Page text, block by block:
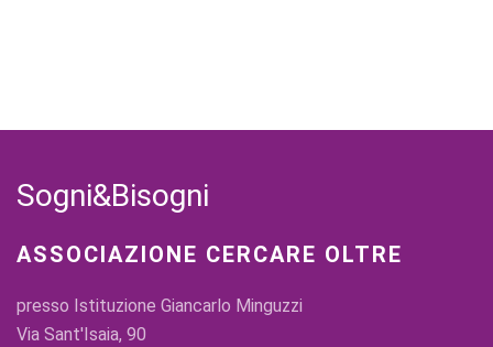
Sogni&Bisogni
ASSOCIAZIONE CERCARE OLTRE
presso Istituzione Giancarlo Minguzzi
Via Sant'Isaia, 90